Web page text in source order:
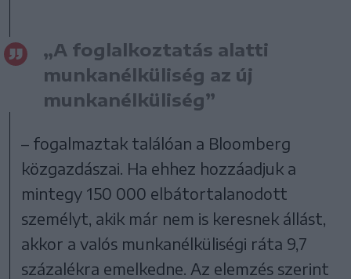
„A foglalkoztatás alatti
munkanélküliség az új
munkanélküliség”
– fogalmaztak találóan a Bloomberg
közgazdászai. Ha ehhez hozzáadjuk a
mintegy 150 000 elbátortalanodott
személyt, akik már nem is keresnek állást,
akkor a valós munkanélküliségi ráta 9,7
százalékra emelkedne. Az elemzés szerint